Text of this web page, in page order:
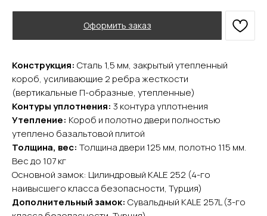
Оформить заказ
Конструкция: Сталь 1,5 мм, закрытый утепленный
короб, усиливающие 2 ребра жесткости
(вертикальные П-образные, утепленные)
Контуры уплотнения: 3 контура уплотнения
Утепление: Короб и полотно двери полностью
утеплено базальтовой плитой
Толщина, вес: Толщина двери 125 мм, полотно 115 мм.
Вес до 107 кг
Основной замок: Цилиндровый KALE 252 (4-го
наивысшего класса безопасности, Турция)
Дополнительный замок: Сувальдный KALE 257L (3-го
YURTA.DVERI
Акции
Главная
Покупателям
ИП Яриш Ю.С.
ОГРНИП 324508100130132
ИНН 501105765500